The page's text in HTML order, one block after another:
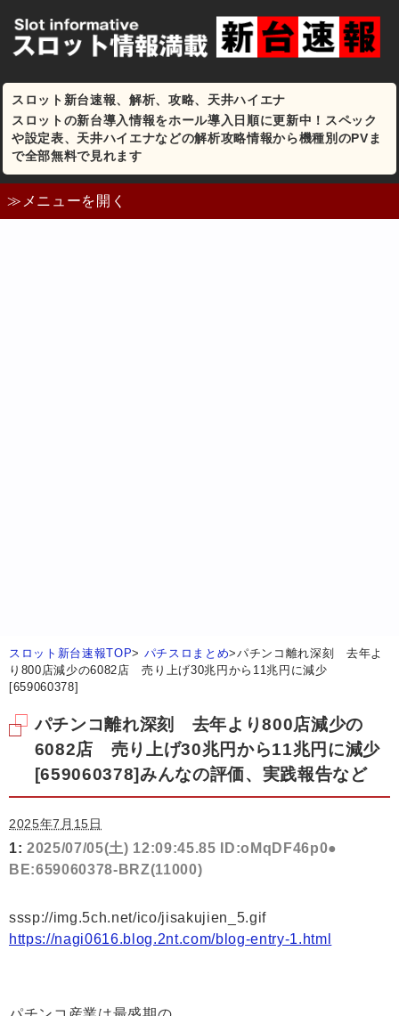
スロット新台速報、解析、攻略、天井ハイエナ
スロットの新台導入情報をホール導入日順に更新中！スペック
や設定表、天井ハイエナなどの解析攻略情報から機種別のPVま
で全部無料で見れます
≫メニューを開く
スロット新台速報TOP> パチスロまとめ>パチンコ離れ深刻 去年よ
り800店減少の6082店 売り上げ30兆円から11兆円に減少
[659060378]
パチンコ離れ深刻 去年より800店減少の
6082店 売り上げ30兆円から11兆円に減少
[659060378]みんなの評価、実践報告など
2025年7月15日
1: 2025/07/05(土) 12:09:45.85 ID:oMqDF46p0●
BE:659060378-BRZ(11000)
sssp://img.5ch.net/ico/jisakujien_5.gif
https://nagi0616.blog.2nt.com/blog-entry-1.html